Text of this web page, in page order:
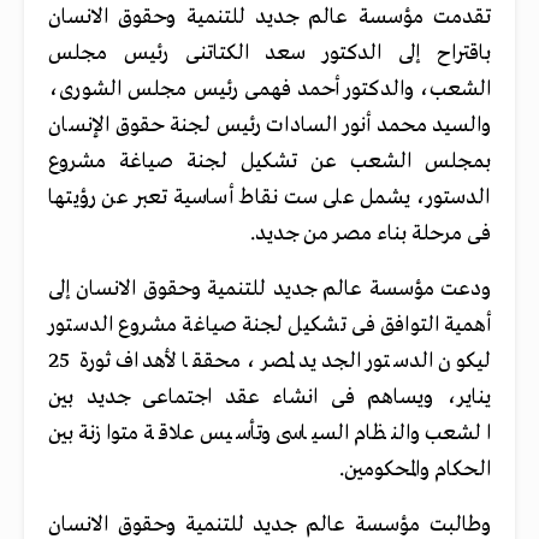
تقدمت مؤسسة عالم جديد للتنمية وحقوق الانسان
باقتراح إلى الدكتور سعد الكتاتنى رئيس مجلس
الشعب، والدكتور أحمد فهمى رئيس مجلس الشورى،
والسيد محمد أنور السادات رئيس لجنة حقوق الإنسان
بمجلس الشعب عن تشكيل لجنة صياغة مشروع
الدستور، يشمل على ست نقاط أساسية تعبر عن رؤيتها
فى مرحلة بناء مصر من جديد.
ودعت مؤسسة عالم جديد للتنمية وحقوق الانسان إلى
أهمية التوافق فى تشكيل لجنة صياغة مشروع الدستور
ليكون الدستور الجديد لمصر، محققا لأهداف ثورة 25
يناير، ويساهم فى انشاء عقد اجتماعى جديد بين
الشعب والنظام السياسى وتأسيس علاقة متوازنة بين
الحكام والمحكومين.
وطالبت مؤسسة عالم جديد للتنمية وحقوق الانسان